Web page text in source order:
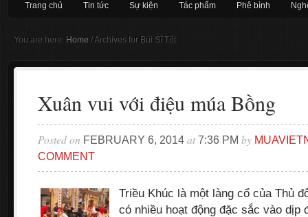
Trang chủ Tin tức Sự kiện Tác phẩm Phê bình
You are here: Home /Archives for Bùi Sĩ Tốt
Xuân vui với điệu múa Bồng
Posted on FEBRUARY 6, 2014 at7:36 PM by
COMMENT
Triều Khúc là một làng cổ của Thủ
có nhiều hoạt động đặc sắc vào dịp